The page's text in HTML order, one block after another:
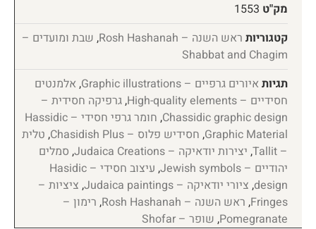
מק"ט 1553
קטגוריות ראש השנה – Rosh Hashanah , שבת ומועדים –
Shabbat and Chagim
תגיות איורים גרפיים – Graphic illustrations , אלמנטים
חסידיים – High-quality elements
,גרפיקה חסידית –
Chassidic graphic design
,
חומר גרפי חסידי – Hassidic
Graphic Material
, חסידיש פלוס – Chasidish Plus , טלית
– Tallit
, יצירות יודאיקה – Judaica Creations , סמלים
יהודיים – Jewish symbols
,
עיצוב חסידי – Hasidic
design
, ציורי יודאיקה – Judaica paintings , ציציות –
Fringes
, ראש השנה – Rosh Hashanah , רימון –
Pomegranate
, שופר – Shofar